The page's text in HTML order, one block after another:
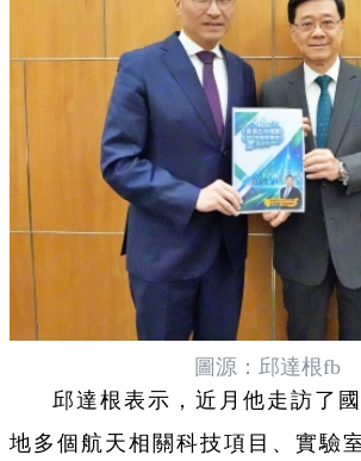
圖源：邱達根fb
邱達根表示，近月他走訪了
地多個航天相關科技項目、實驗